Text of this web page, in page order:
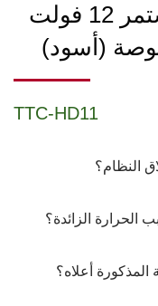
مبرد قرص صلب تيار مستمر 12 فولت
TTC-HD11
النظام؟
الزائدة؟
أعلاه؟